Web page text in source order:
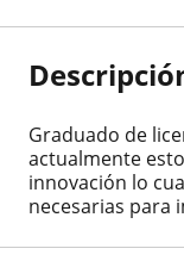
Graduado de
actualmente
innovación lo
necesarias para